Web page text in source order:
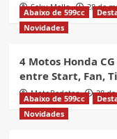
Seku Mello 28 de
Abaixo de 599cc
Novidades
4 Motos Honda
entre Start, Fan,
MotoRedator 28
Abaixo de 599cc
Novidades